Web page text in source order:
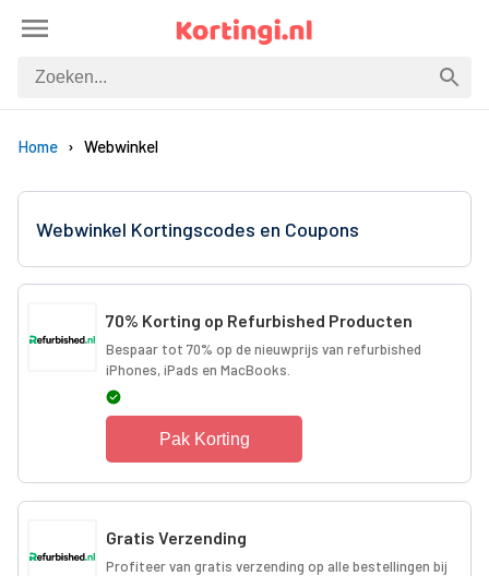
Home Webwinkel
Webwinkel Kortingscodes en Coupons
70% Korting op Refurbished Producten
Bespaar tot 70% op de nieuwprijs van refurbished
iPhones, iPads en MacBooks.
Pak Korting
Gratis Verzending
Profiteer van gratis verzending op alle bestellingen bij